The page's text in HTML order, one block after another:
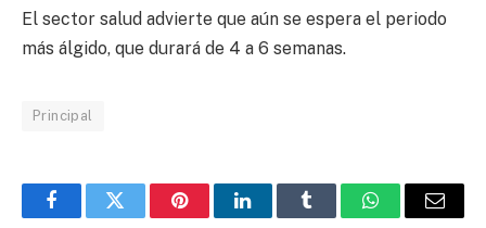
El sector salud advierte que aún se espera el periodo
más álgido, que durará de 4 a 6 semanas.
Principal
FacebookTwitter PinterestLinkedInTumblr WhatsAppEmail